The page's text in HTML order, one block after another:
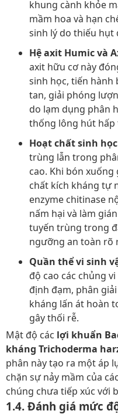
khung cành khỏe
mầm hoa và hạn
sinh lý do thiếu hụt
Hệ axit Humic và
axit hữu cơ này
sinh học, tiến hành
tan, giải phóng
do lạm dụng phân
thống lông hút hấp
Hoạt chất sinh
trùng lẫn trong
cao. Khi bón
chất kích kháng tự
enzyme chitinase
nấm hại và làm
tuyến trùng trong
ngưỡng an toàn rõ
Quần thể vi sinh
độ cao các chủng
định đạm, phân
kháng lấn át hoàn
gây thối rễ.
Mật độ các lợi khuẩn
kháng Trichoderma
phân này tạo ra một áp
chặn sự nảy mầm của
chúng chưa tiếp xúc với
1.4. Đánh giá mức